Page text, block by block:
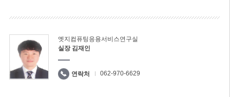
엣지컴퓨팅응용서비스연구실
실장 김재인
연락처 062-970-6629